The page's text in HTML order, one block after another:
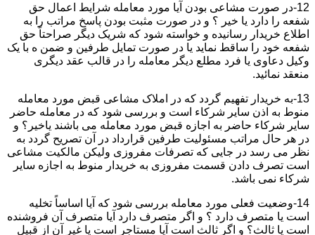
12-در صورت مشاعی بودن آیا مورد معامله شرایط اعمال حق
شفعه را دارد یا خیر ؟ و در صورت مثبت بودن پاسخ مراتب را به
اطلاع خریدار رسانیده و خواسته شود که شریک دیگر صراحتاً حق
شفعه خود را ساقط نماید یا در صورت تمایل طرفین و ضمن ه با یک
وکیل دعاوی یا فرد مطلع دیگر معامله را در قالب عقد دیگری
منعقد نمائید.
13-به خریدار تفهیم گردد که در املاک مشاعی قبض مورد معامله
منوط به اذن سایر شرکاء است و بررسی شود که در معامله حاضر
سایر شرکاء حاضر به اجازه قبض مورد معامله می باشند یاخیر؟ و
در هر حال مراتب مسئولیت طرفین قرارداد در آن تصریح گردد به
نظر می رسد در جایی که تصرفات مفروزی ولیکن مالکیت مشاعی
است تصرف دادن قسمت مفروزی به خریدار منوط به اجازه سایر
شرکاء نمی باشد.
14-وضعیت فعلی مورد معامله بررسی شود که آیا اساساً تخلیه
است یا متصرف دارد ؟ و اگر متصرف دارد آیا متصرف آن فروشنده
است یا ثالث؟ و اگر ثالث است آیا مستاجر است یا غیر آن از قبیل